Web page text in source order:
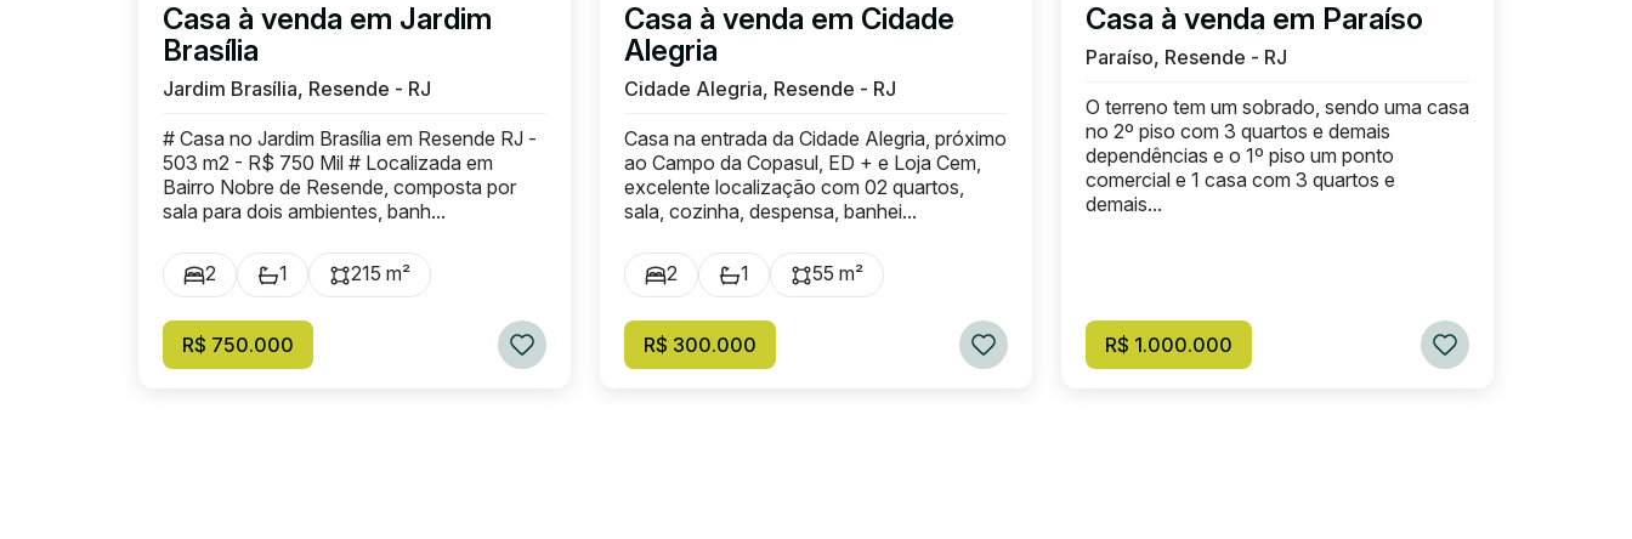
Casa à venda em Jardim
Brasília
Jardim Brasília, Resende - RJ
# Casa no Jardim Brasília em Resende RJ -
503 m2 - R$ 750 Mil # Localizada em
Bairro Nobre de Resende, composta por
sala para dois ambientes, banh...
2 1 215 m²
R$ 750.000
Casa à venda em Cidade
Alegria
Cidade Alegria, Resende - RJ
Casa na entrada da Cidade Alegria, próximo
ao Campo da Copasul, ED + e Loja Cem,
excelente localização com 02 quartos,
sala, cozinha, despensa, banhei...
2 1 55 m²
R$ 300.000
Casa à venda em Paraíso
Paraíso, Resende - RJ
O terreno tem um sobrado, sendo uma casa
no 2º piso com 3 quartos e demais
dependências e o 1º piso um ponto
comercial e 1 casa com 3 quartos e
demais...
R$ 1.000.000